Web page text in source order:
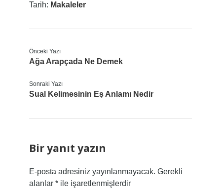
Tarih: Makaleler
Önceki Yazı
Ağa Arapçada Ne Demek
Sonraki Yazı
Sual Kelimesinin Eş Anlamı Nedir
Bir yanıt yazın
E-posta adresiniz yayınlanmayacak. Gerekli
alanlar *ile işaretlenmişlerdir